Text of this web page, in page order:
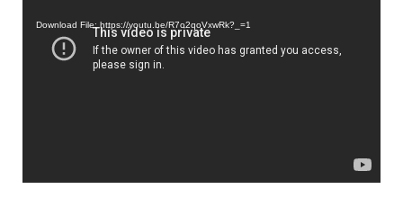
Download File: https://youtu.be/R7o2qoVxwRk?_=1